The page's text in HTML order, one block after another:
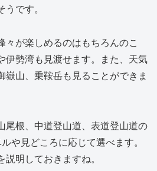
です。
々が楽しめるのはもちろんのこ
伊勢湾も見渡せます。また、天気
嶽山、乗鞍岳も見ることができま
尾根、中道登山道、表道登山道の
や見どころに応じて選べます。
明しておきますね。